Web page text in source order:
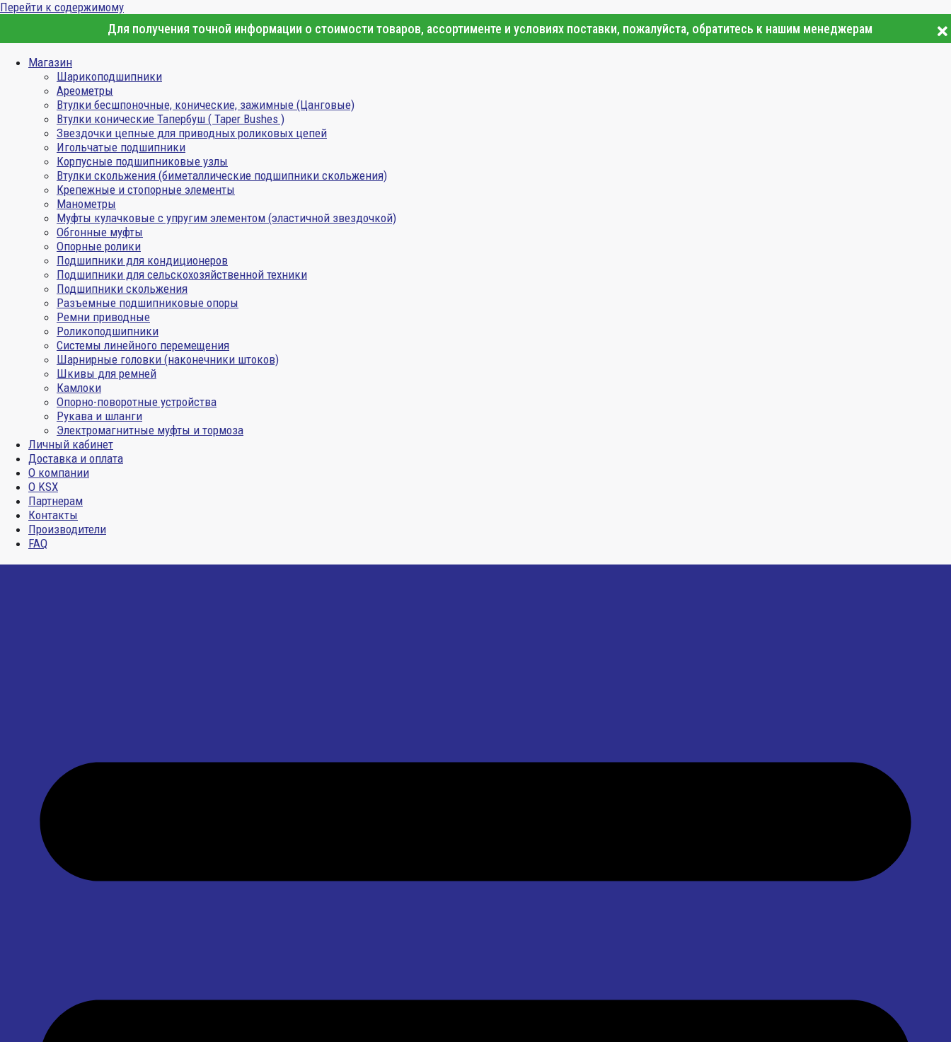
Перейти к содержимому
Для получения точной информации о стоимости товаров, ассортименте и условиях поставки, пожалуйста, обратитесь к нашим менеджерам
Магазин
Шарикоподшипники
Ареометры
Втулки бесшпоночные, конические, зажимные (Цанговые)
Втулки конические Тапербуш ( Taper Bushes )
Звездочки цепные для приводных роликовых цепей
Игольчатые подшипники
Корпусные подшипниковые узлы
Втулки скольжения (биметаллические подшипники скольжения)
Крепежные и стопорные элементы
Манометры
Муфты кулачковые с упругим элементом (эластичной звездочкой)
Обгонные муфты
Опорные ролики
Подшипники для кондиционеров
Подшипники для сельскохозяйственной техники
Подшипники скольжения
Разъемные подшипниковые опоры
Ремни приводные
Роликоподшипники
Системы линейного перемещения
Шарнирные головки (наконечники штоков)
Шкивы для ремней
Камлоки
Опорно-поворотные устройства
Рукава и шланги
Электромагнитные муфты и тормоза
Личный кабинет
Доставка и оплата
О компании
О KSX
Партнерам
Контакты
Производители
FAQ